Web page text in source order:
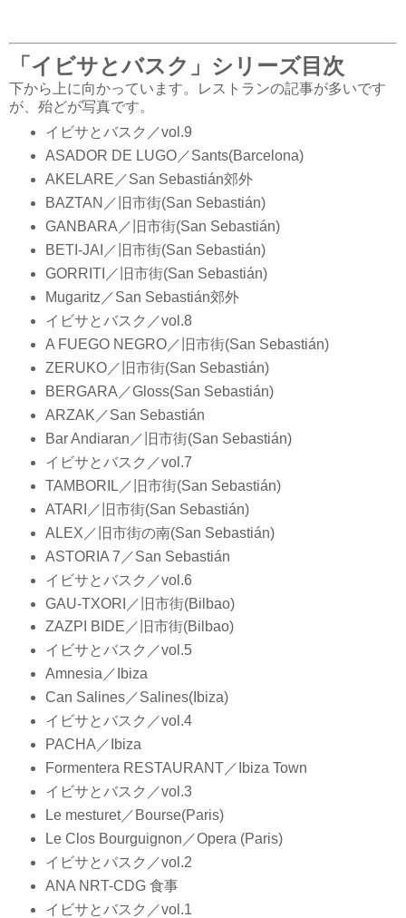
「イビサとバスク」シリーズ目次
下から上に向かっています。レストランの記事が多いです
が、殆どが写真です。
イビサとバスク／vol.9
ASADOR DE LUGO／Sants(Barcelona)
AKELARE／San Sebastián郊外
BAZTAN／旧市街(San Sebastián)
GANBARA／旧市街(San Sebastián)
BETI-JAI／旧市街(San Sebastián)
GORRITI／旧市街(San Sebastián)
Mugaritz／San Sebastián郊外
イビサとバスク／vol.8
A FUEGO NEGRO／旧市街(San Sebastián)
ZERUKO／旧市街(San Sebastián)
BERGARA／Gloss(San Sebastián)
ARZAK／San Sebastián
Bar Andiaran／旧市街(San Sebastián)
イビサとバスク／vol.7
TAMBORIL／旧市街(San Sebastián)
ATARI／旧市街(San Sebastián)
ALEX／旧市街の南(San Sebastián)
ASTORIA 7／San Sebastián
イビサとバスク／vol.6
GAU-TXORI／旧市街(Bilbao)
ZAZPI BIDE／旧市街(Bilbao)
イビサとバスク／vol.5
Amnesia／Ibiza
Can Salines／Salines(Ibiza)
イビサとバスク／vol.4
PACHA／Ibiza
Formentera RESTAURANT／Ibiza Town
イビサとバスク／vol.3
Le mesturet／Bourse(Paris)
Le Clos Bourguignon／Opera (Paris)
イビサとバスク／vol.2
ANA NRT-CDG 食事
イビサとバスク／vol.1